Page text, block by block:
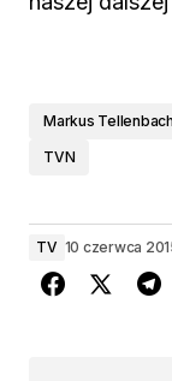
Markus Tellenbach
TVN
TV 10 czerwca